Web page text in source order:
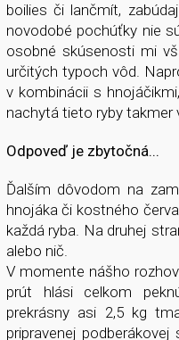
boilies či lančmít,
novodobé pochúťky nie
osobné skúsenosti mi
určitých typoch vôd.
v kombinácii s
nachytá tieto ryby takmer
Odpoveď je zbytočná...
Ďalším dôvodom na
hnojáka či kostného
každá ryba. Na druhej
alebo nič.
V momente nášho
prút hlási celkom
prekrásny asi 2,5 kg
pripravenej